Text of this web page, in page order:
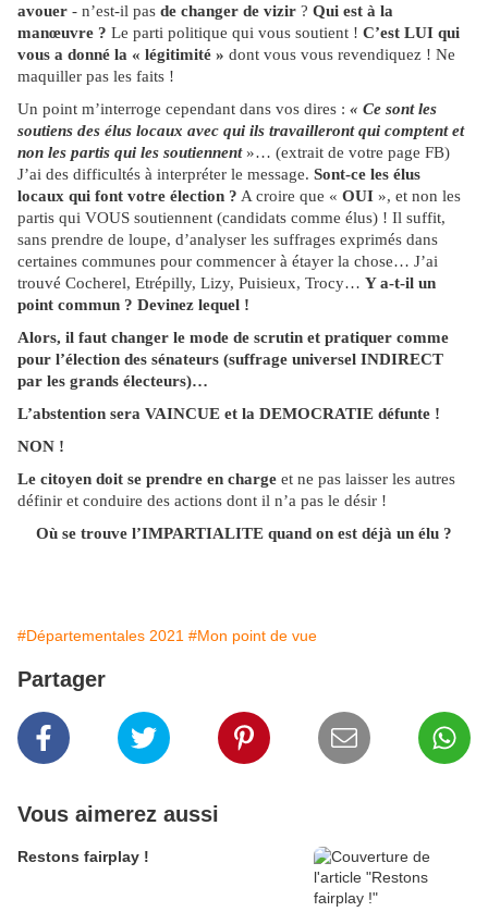
avouer - n’est-il pas de changer de vizir ? Qui est à la
manœuvre ? Le parti politique qui vous soutient ! C’est LUI qui
vous a donné la « légitimité » dont vous vous revendiquez ! Ne
maquiller pas les faits !
Un point m’interroge cependant dans vos dires : « Ce sont les
soutiens des élus locaux avec qui ils travailleront qui comptent et
non les partis qui les soutiennent»… (extrait de votre page FB)
J’ai des difficultés à interpréter le message. Sont-ce les élus
locaux qui font votre élection ? A croire que « OUI », et non les
partis qui VOUS soutiennent (candidats comme élus) ! Il suffit,
sans prendre de loupe, d’analyser les suffrages exprimés dans
certaines communes pour commencer à étayer la chose… J’ai
trouvé Cocherel, Etrépilly, Lizy, Puisieux, Trocy… Y a-t-il un
point commun ? Devinez lequel !
Alors, il faut changer le mode de scrutin et pratiquer comme
pour l’élection des sénateurs (suffrage universel INDIRECT
par les grands électeurs)…
L’abstention sera VAINCUE et la DEMOCRATIE défunte !
NON !
Le citoyen doit se prendre en charge et ne pas laisser les autres
définir et conduire des actions dont il n’a pas le désir !
Où se trouve l’IMPARTIALITE quand on est déjà un élu ?
#Départementales 2021 #Mon point de vue
Partager
Vous aimerez aussi
Restons fairplay !